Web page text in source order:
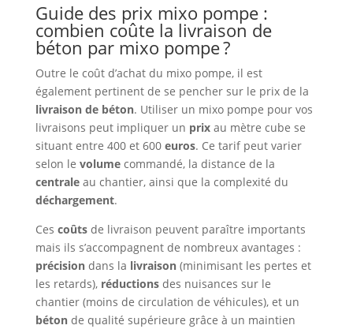
Guide des prix mixo pompe :
combien coûte la livraison de
béton par mixo pompe ?
Outre le coût d’achat du mixo pompe, il est
également pertinent de se pencher sur le prix de la
livraison de béton. Utiliser un mixo pompe pour vos
livraisons peut impliquer un prixau mètre cube se
situant entre 400 et 600 euros. Ce tarif peut varier
selon le volumecommandé, la distance de la
centraleau chantier, ainsi que la complexité du
déchargement.
Ces coûtsde livraison peuvent paraître importants
mais ils s’accompagnent de nombreux avantages :
précisiondans la livraison(minimisant les pertes et
les retards), réductionsdes nuisances sur le
chantier (moins de circulation de véhicules), et un
bétonde qualité supérieure grâce à un maintien